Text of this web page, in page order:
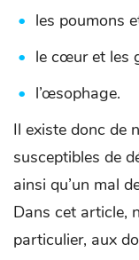
les poumons
le cœur et les
l’œsophage.
Il existe donc de
susceptibles de
ainsi qu’un mal
Dans cet article,
particulier, aux